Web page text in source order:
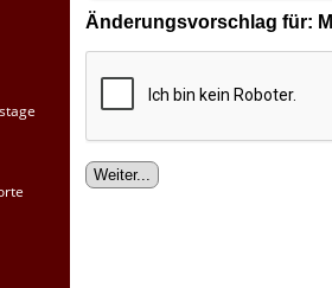
Änderungsvorschlag für: